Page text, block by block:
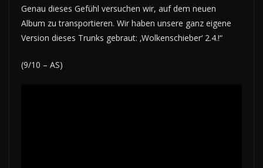
Genau dieses Gefühl versuchen wir, auf dem neuen
Album zu transportieren. Wir haben unsere ganz eigene
Version dieses Trunks gebraut: ‚Wolkenschieber‘ 2.4.!“
(9/10 – AS)